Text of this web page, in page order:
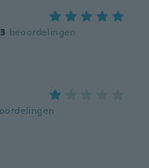
beoordelingen